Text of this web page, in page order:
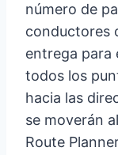
número de
conductores
entrega para
todos los
hacia las
se moverán
Route